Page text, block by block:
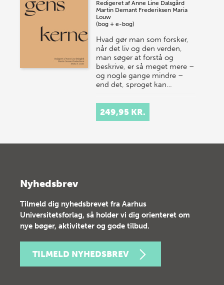
Redigeret afAnne Line Dalsgård
Martin Demant Frederiksen Maria
Louw
(bog + e-bog)
Hvad gør man som forsker,
når det liv og den verden,
man søger at forstå og
beskrive, er så meget mere –
og nogle gange mindre –
end det, sproget kan…
249,95 KR.
Nyhedsbrev
Tilmeld dig nyhedsbrevet fra Aarhus
Universitetsforlag, så holder vi dig orienteret om
nye bøger, aktiviteter og gode tilbud.
TILMELD NYHEDSBREV